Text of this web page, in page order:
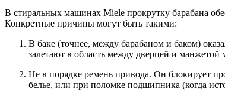
В стиральных машинах Miele прокрутку барабана
Конкретные причины могут быть такими:
В баке (точнее, между барабаном и баком)
залетают в область между дверцей и
Не в порядке ремень привода. Он блокирует
белье, или при поломке подшипника (когда